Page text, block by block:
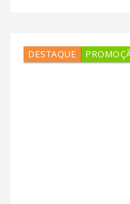
DESTAQUE